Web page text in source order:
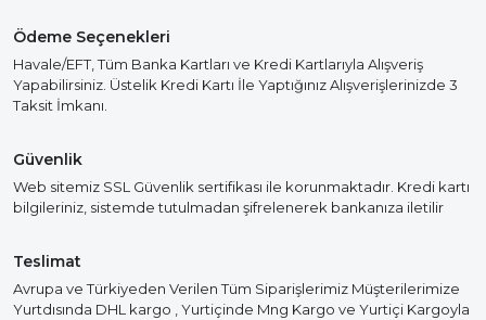
Ödeme Seçenekleri
Havale/EFT, Tüm Banka Kartları ve Kredi Kartlarıyla Alışveriş
Yapabilirsiniz. Üstelik Kredi Kartı İle Yaptığınız Alışverişlerinizde 3
Taksit İmkanı.
Güvenlik
Web sitemiz SSL Güvenlik sertifikası ile korunmaktadır. Kredi kartı
bilgileriniz, sistemde tutulmadan şifrelenerek bankanıza iletilir
Teslimat
Avrupa ve Türkiyeden Verilen Tüm Siparişlerimiz Müşterilerimize
Yurtdısında DHL kargo , Yurtiçinde Mng Kargo ve Yurtiçi Kargoyla